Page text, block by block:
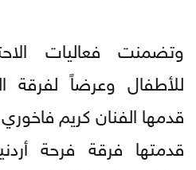
‏وتضمنت فعاليات
للأطفال وعرضاً لفرقة
قدمها الفنان كريم
قدمتها فرقة فرحة